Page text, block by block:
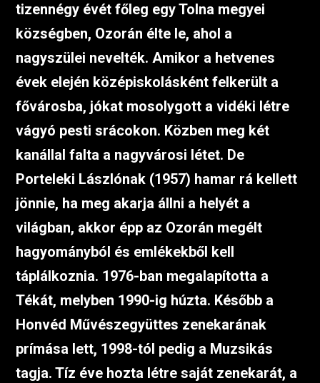
tizennégy évét főleg egy Tolna megyei
községben, Ozorán élte le, ahol a
nagyszülei nevelték. Amikor a hetvenes
évek elején középiskolásként felkerült a
fővárosba, jókat mosolygott a vidéki létre
vágyó pesti srácokon. Közben meg két
kanállal falta a nagyvárosi létet. De
Porteleki Lászlónak (1957) hamar rá kellett
jönnie, ha meg akarja állni a helyét a
világban, akkor épp az Ozorán megélt
hagyományból és emlékekből kell
táplálkoznia. 1976-ban megalapította a
Tékát, melyben 1990-ig húzta. Később a
Honvéd Művészegyüttes zenekarának
prímása lett, 1998-tól pedig a Muzsikás
tagja. Tíz éve hozta létre saját zenekarát, a